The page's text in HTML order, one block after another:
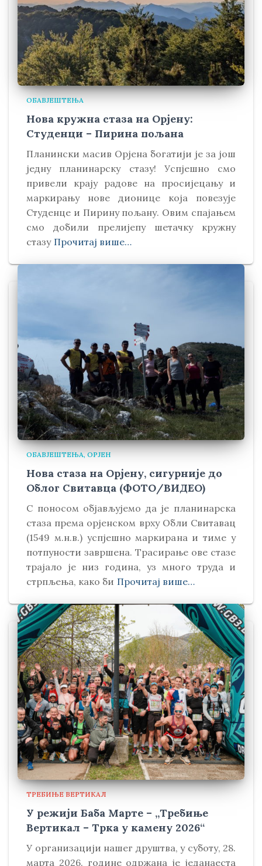
ОБАВЈЕШТЕЊА
Нова кружна стаза на Орјену:
Студенци – Пирина пољана
Планински масив Орјена богатији је за још
једну планинарску стазу! Успјешно смо
привели крају радове на просијецању и
маркирању нове дионице која повезује
Студенце и Пирину пољану. Овим спајањем
смо добили прелијепу шетачку кружну
стазу Прочитај више…
ОБАВЈЕШТЕЊА ОРЈЕН
Нова стаза на Орјену, сигурније до
Облог Свитавца (ФОТО/ВИДЕО)
С поносом објављујемо да је планинарска
стаза према орјенском врху Обли Свитавaц
(1549 м.н.в.) успјешно маркирана и тиме у
потпуности завршена. Трасирање ове стазе
трајало је низ година, уз много труда и
стрпљења, како би Прочитај више…
ТРЕБИЊЕ ВЕРТИКАЛ
У режији Баба Марте – „Требиње
Вертикал – Трка у камену 2026“
У организацији нашег друштва, у суботу, 28.
марта 2026. године одржана је једанаеста